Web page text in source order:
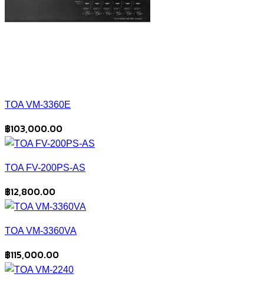
TOA VM-3360E
฿103,000.00
TOA FV-200PS-AS
฿12,800.00
TOA VM-3360VA
฿115,000.00